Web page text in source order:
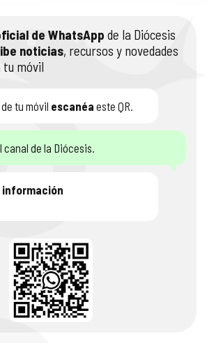
de WhatsApp de la Diócesis
noticias, recursos y novedades
móvil
tu móvil escanéa este QR.
canal de la Diócesis.
información